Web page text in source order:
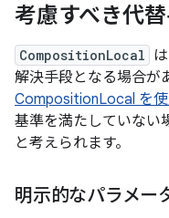
考慮すべき代
CompositionLocal
解決手段となる場合が
CompositionLocal を
基準を満たしていない
と考えられます。
明示的なパラメー